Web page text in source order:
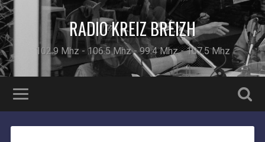
RADIO KREIZ BREIZH
102.9 Mhz - 106.5 Mhz - 99.4 Mhz - 107.5 Mhz